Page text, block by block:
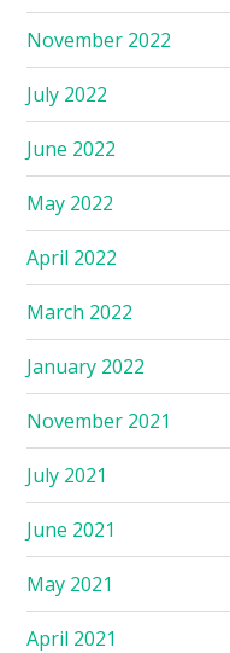
November 2022
July 2022
June 2022
May 2022
April 2022
March 2022
January 2022
November 2021
July 2021
June 2021
May 2021
April 2021